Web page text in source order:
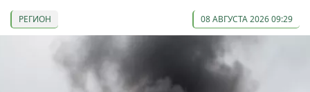
РЕГИОН 08 АВГУСТА 2026 09:29